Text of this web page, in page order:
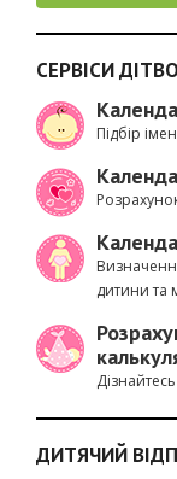
СЕРВІСИ
Підбір
дитини та
ДИТЯЧИЙ